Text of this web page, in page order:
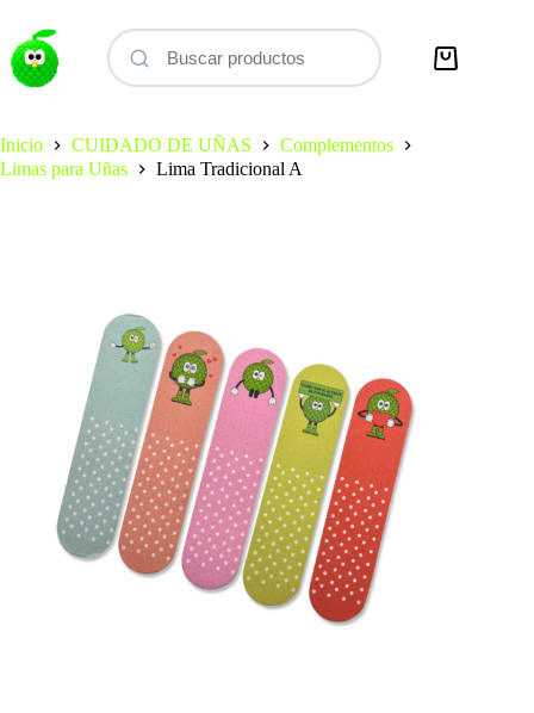
contenido
Carro
Inicio
CUIDADO DE UÑAS
Complementos
Limas para Uñas
Lima Tradicional A